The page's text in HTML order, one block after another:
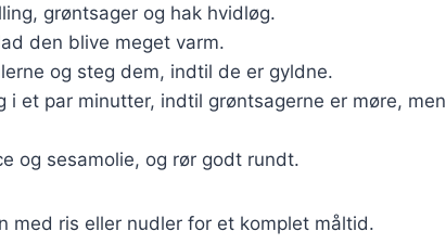
grøntsager og hak hvidløg.
den blive meget varm.
og steg dem, indtil de er gyldne.
i et par minutter, indtil grøntsagerne er møre, men
og sesamolie, og rør godt rundt.
ris eller nudler for et komplet måltid.